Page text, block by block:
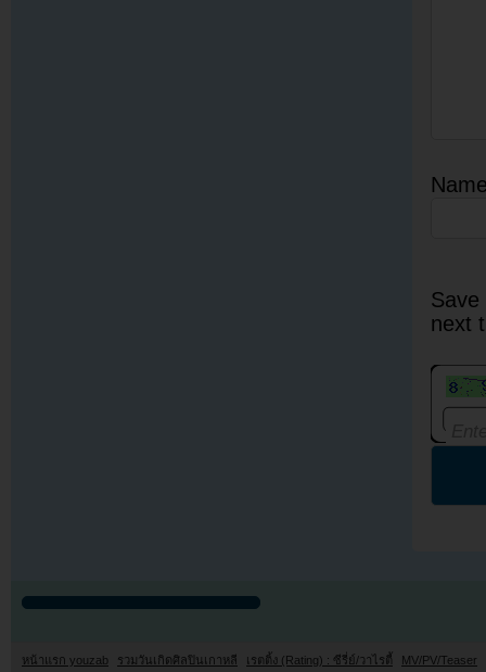
next
หน้าแรก youzab รวมวันเกิดศิลปินเกาหลี เรตติ้ง (Rating) : ซีรี่ย์/วาไรตี้
MV/PV/Teaser